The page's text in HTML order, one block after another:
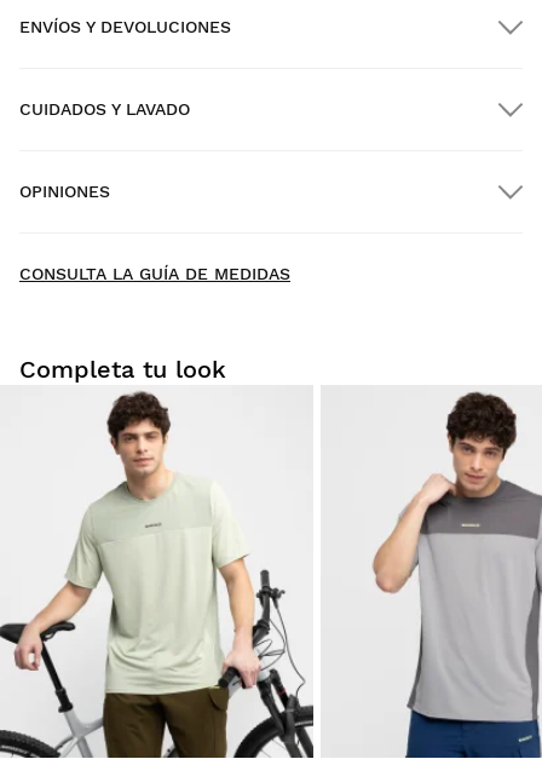
ENVÍOS Y DEVOLUCIONES
Envío a domicilio desde $300.00
Prueba tu talla desde casa con tranquilidad: tienes 30 días
a partir de la fecha de entrega para solicitar tu devolución.
Podrás devolver un producto de forma fácil y rápida, desde
tu pedido en tu cuenta de usuario.
Devolución al método de pago original Desde
CUIDADOS Y LAVADO
OPINIONES
CONSULTA LA GUÍA DE MEDIDAS
Completa tu look